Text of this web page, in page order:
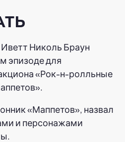
Иветт Николь Браун
эпизоде для
«Рок-н-ролльные
«Маппетов», назвал
и персонажами